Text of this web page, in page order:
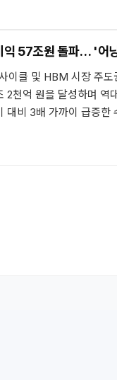
익 57조원 돌파… '어
이클 및 HBM 시장 주도
2천억 원을 달성하며 역
대비 3배 가까이 급증한